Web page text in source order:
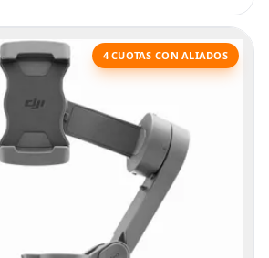
4 CUOTAS CON ALIADOS